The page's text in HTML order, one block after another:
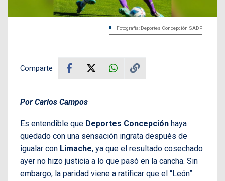
Fotografía: Deportes Concepción SADP
Comparte
Por Carlos Campos
Es entendible que Deportes Concepción haya
quedado con una sensación ingrata después de
igualar con Limache, ya que el resultado cosechado
ayer no hizo justicia a lo que pasó en la cancha. Sin
embargo, la paridad viene a ratificar que el “León”